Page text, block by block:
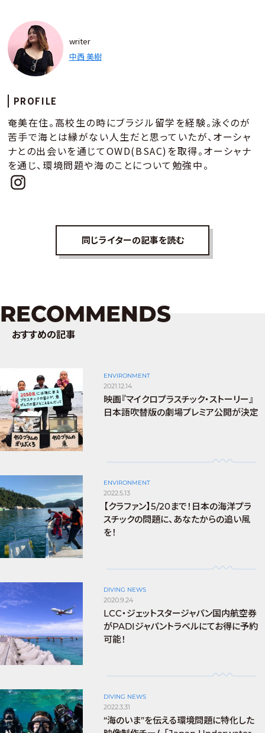
writer
中西 美樹
PROFILE
奄美在住。高校生の時にブラジル留学を経験。泳ぐのが
苦手で海とは縁がない人生だと思っていたが、オーシャ
ナとの出会いを通じてOWD(BSAC)を取得。オーシャナ
を通じ、環境問題や海のことについて勉強中。
同じライターの記事を読む
RECOMMENDS
おすすめの記事
ENVIRONMENT
2021.12.14
映画『マイクロプラスチック・ストーリー』
日本語吹替版の劇場プレミア公開が決定
ENVIRONMENT
2022.5.13
【クラファン】5/20まで！日本の海洋プラ
スチックの問題に、あなたからの追い風
を！
DIVING NEWS
2020.9.24
LCC・ジェットスタージャパン国内航空券
がPADIジャパントラベルにてお得に予約
可能！
DIVING NEWS
2022.3.31
“海のいま”を伝える環境問題に特化した